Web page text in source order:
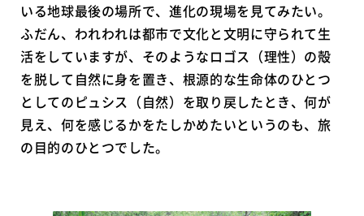
いる地球最後の場所で、進化の現場を見てみたい。
ふだん、われわれは都市で文化と文明に守られて生
活をしていますが、そのようなロゴス（理性）の殻
を脱して自然に身を置き、根源的な生命体のひとつ
としてのピュシス（自然）を取り戻したとき、何が
見え、何を感じるかをたしかめたいというのも、旅
の目的のひとつでした。